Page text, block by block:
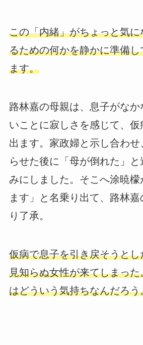
この「内緒」がちょっと気
るための何かを静かに準備
ます。
路林嘉の母親は、息子がな
いことに寂しさを感じて、仮
出ます。家政婦と示し合わせ
らせた後に「母が倒れた」と
みにしました。そこへ涂暁檬
ます」と名乗り出て、路林嘉
り了承。
仮病で息子を引き戻そうと
見知らぬ女性が来てしまっ
はどういう気持ちなんだろう